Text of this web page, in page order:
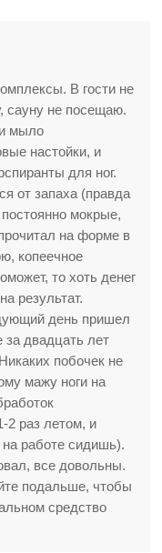
В гости не
сауну не посещаю.
мыло
настойки, и
для ног.
от запаха (правда
мокрые,
на форме в
копеечное
то хоть денег
результат.
день пришел
двадцать лет
побочек не
мажу ноги на
2 раз летом, и
на работе сидишь).
все довольны.
подальше, чтобы
средство